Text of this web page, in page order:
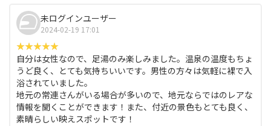
未ログインユーザー
2024-02-19 17:01
自分は女性なので、足湯のみ楽しみました。温泉の温度もちょ
うど良く、とても気持ちいいです。男性の方々は気軽に裸で入
浴されていました。
地元の常連さんがいる場合が多いので、地元ならではのレアな
情報を聞くことができます！また、付近の景色もとても良く、
素晴らしい映えスポットです！